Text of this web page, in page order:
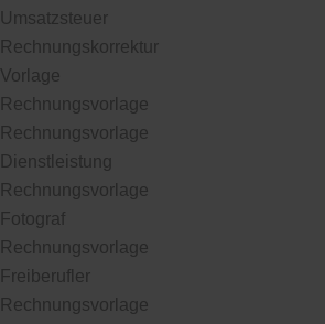
Umsatzsteuer
Rechnungskorrektur
Vorlage
Rechnungsvorlage
Rechnungsvorlage
Dienstleistung
Rechnungsvorlage
Fotograf
Rechnungsvorlage
Freiberufler
Rechnungsvorlage